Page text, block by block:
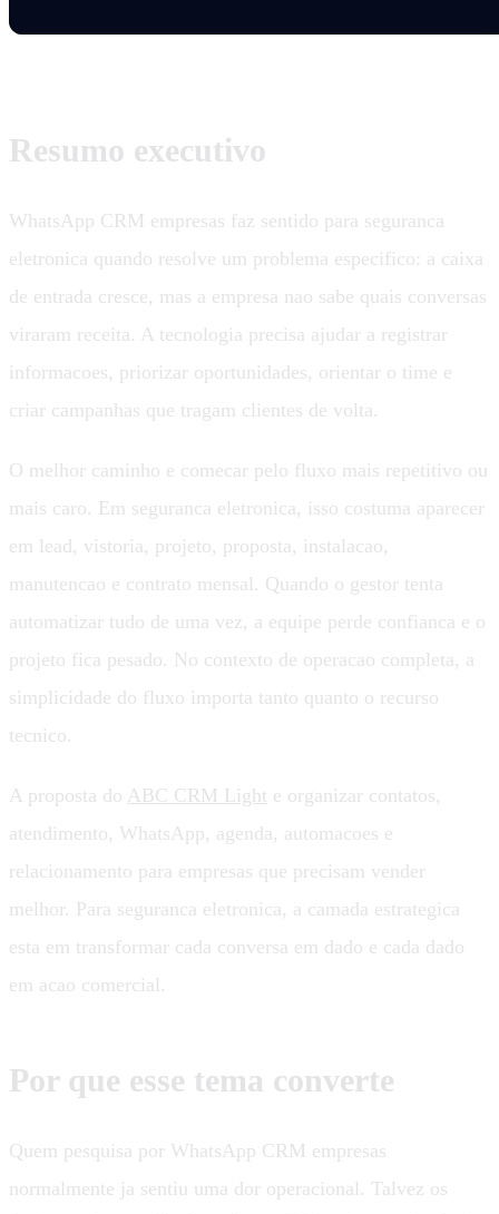
Resumo executivo
WhatsApp CRM empresas faz sentido para seguranca
eletronica quando resolve um problema especifico: a caixa
de entrada cresce, mas a empresa nao sabe quais conversas
viraram receita. A tecnologia precisa ajudar a registrar
informacoes, priorizar oportunidades, orientar o time e
criar campanhas que tragam clientes de volta.
O melhor caminho e comecar pelo fluxo mais repetitivo ou
mais caro. Em seguranca eletronica, isso costuma aparecer
em lead, vistoria, projeto, proposta, instalacao,
manutencao e contrato mensal. Quando o gestor tenta
automatizar tudo de uma vez, a equipe perde confianca e o
projeto fica pesado. No contexto de operacao completa, a
simplicidade do fluxo importa tanto quanto o recurso
tecnico.
A proposta do ABC CRM Light e organizar contatos,
atendimento, WhatsApp, agenda, automacoes e
relacionamento para empresas que precisam vender
melhor. Para seguranca eletronica, a camada estrategica
esta em transformar cada conversa em dado e cada dado
em acao comercial.
Por que esse tema converte
Quem pesquisa por WhatsApp CRM empresas
normalmente ja sentiu uma dor operacional. Talvez os